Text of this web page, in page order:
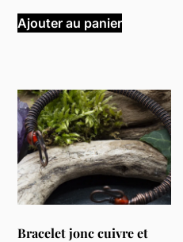
Ajouter au panier
Bracelet jonc cuivre et